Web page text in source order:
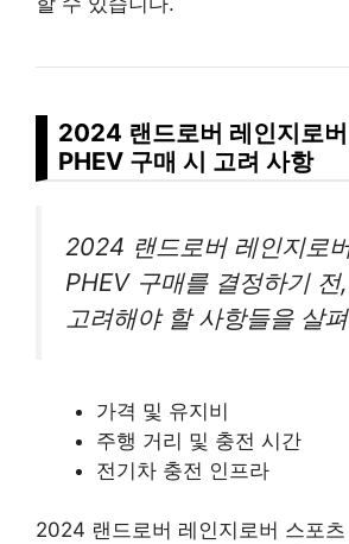
2024 랜드로버 레인지로
PHEV 구매 시 고려 사항
2024 랜드로버 레인지로
PHEV 구매를 결정하기 전
고려해야 할 사항들을 살
가격 및 유지비
주행 거리 및 충전 시간
전기차 충전 인프라
2024 랜드로버 레인지로버 스포